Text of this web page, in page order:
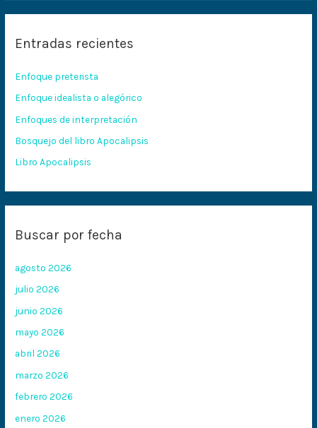
a
p
o
r
:
Entradas recientes
Enfoque preterista
Enfoque idealista o alegórico
Enfoques de interpretación
Bosquejo del libro Apocalipsis
Libro Apocalipsis
Buscar por fecha
agosto 2026
julio 2026
junio 2026
mayo 2026
abril 2026
marzo 2026
febrero 2026
enero 2026